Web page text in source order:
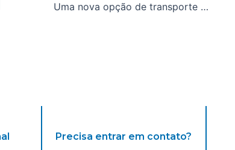
Uma nova opção de transporte para a sua rede varejista
Precisa entrar em contato?